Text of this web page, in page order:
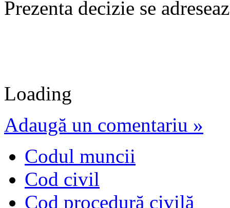
Prezenta decizie se
Loading
Adaugă un comentariu »
Codul muncii
Cod civil
Cod procedură civilă